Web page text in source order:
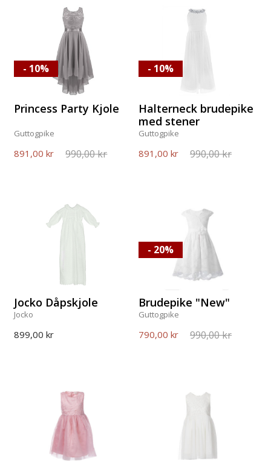
Princess Party Kjole
Guttogpike
891,00 kr 990,00 kr
- 10%
Halterneck brudepike
med stener
Guttogpike
891,00 kr 990,00 kr
- 10%
Jocko Dåpskjole
Jocko
899,00 kr
Brudepike "New"
Guttogpike
790,00 kr 990,00 kr
- 20%